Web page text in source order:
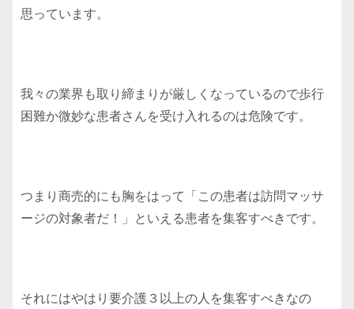
思っています。
我々の業界も取り締まりが厳しくなっているので歩行
困難か微妙な患者さんを受け入れるのは危険です。
つまり商売的にも胸をはって「この患者は訪問マッサ
ージの対象者だ！」といえる患者を集客すべきです。
それにはやはり要介護３以上の人を集客すべきなの